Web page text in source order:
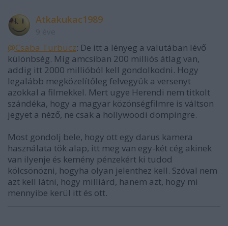
Atkakukac1989
@Csaba Turbucz: De itt a lényeg a valutában lévő
különbség. Míg amcsiban 200 milliós átlag van,
addig itt 2000 millióból kell gondolkodni. Hogy
legalább megközelítőleg felvegyük a versenyt
azokkal a filmekkel. Mert ugye Herendi nem titkolt
szándéka, hogy a magyar közönségfilmre is váltson
jegyet a néző, ne csak a hollywoodi dömpingre.
Most gondolj bele, hogy ott egy darus kamera
használata tök alap, itt meg van egy-két cég akinek
van ilyenje és kemény pénzekért ki tudod
kölcsönözni, hogyha olyan jelenthez kell. Szóval nem
azt kell látni, hogy milliárd, hanem azt, hogy mi
mennyibe kerül itt és ott.